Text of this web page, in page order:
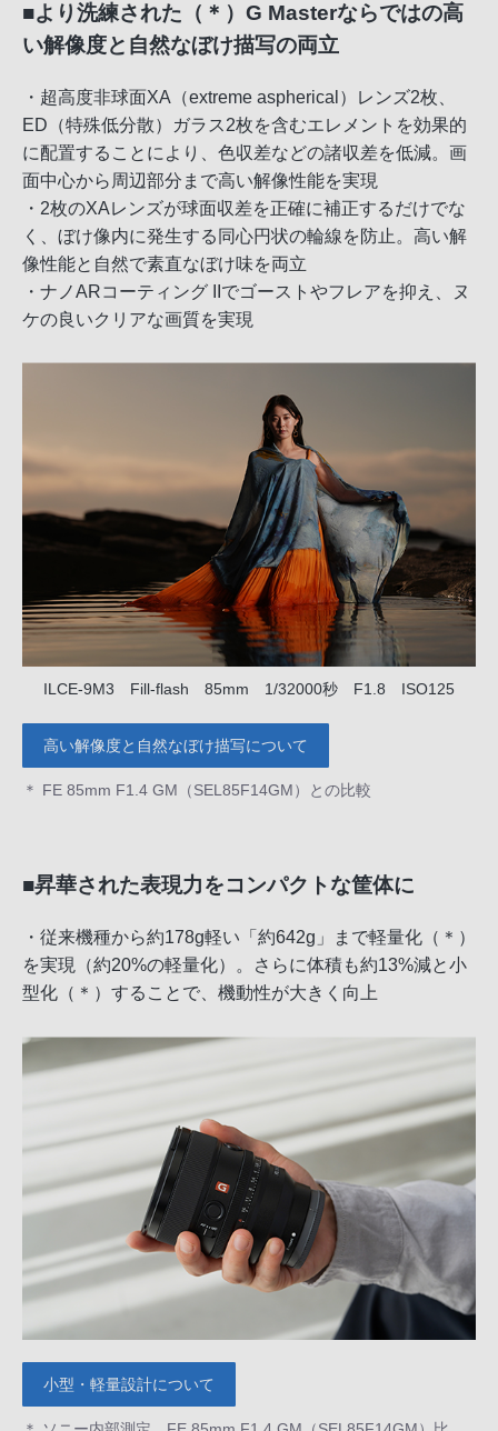
■より洗練された（＊）G Masterならではの高
い解像度と自然なぼけ描写の両立
・超高度非球面XA（extreme aspherical）レンズ2枚、
ED（特殊低分散）ガラス2枚を含むエレメントを効果的
に配置することにより、色収差などの諸収差を低減。画
面中心から周辺部分まで高い解像性能を実現
・2枚のXAレンズが球面収差を正確に補正するだけでな
く、ぼけ像内に発生する同心円状の輪線を防止。高い解
像性能と自然で素直なぼけ味を両立
・ナノARコーティング IIでゴーストやフレアを抑え、ヌ
ケの良いクリアな画質を実現
ILCE-9M3 Fill-flash 85mm 1/32000秒 F1.8 ISO125
高い解像度と自然なぼけ描写について
＊ FE 85mm F1.4 GM（SEL85F14GM）との比較
■昇華された表現力をコンパクトな筐体に
・従来機種から約178g軽い「約642g」まで軽量化（＊）
を実現（約20%の軽量化）。さらに体積も約13%減と小
型化（＊）することで、機動性が大きく向上
小型・軽量設計について